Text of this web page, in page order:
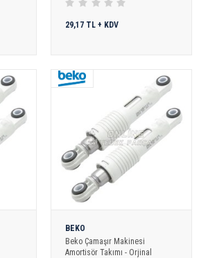
29,17 TL + KDV
BEKO
Beko Çamaşır Makinesi
Amortisör Takımı - Orjinal